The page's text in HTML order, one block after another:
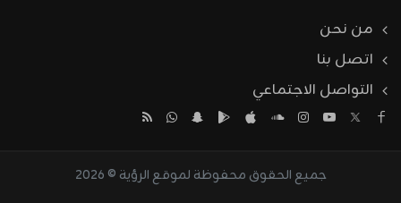
من نحن
اتصل بنا
التواصل الاجتماعي
جميع الحقوق محفوظة لموقع الرؤية © 2026